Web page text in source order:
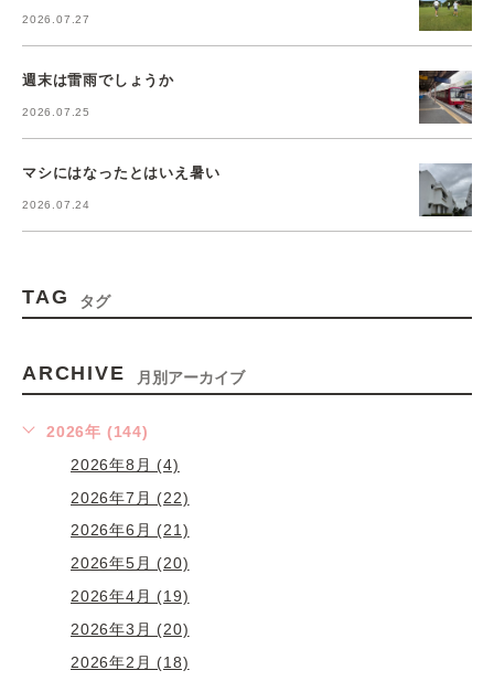
2026.07.27
週末は雷雨でしょうか
2026.07.25
マシにはなったとはいえ暑い
2026.07.24
TAG タグ
ARCHIVE 月別アーカイブ
2026年 (144)
2026年8月 (4)
2026年7月 (22)
2026年6月 (21)
2026年5月 (20)
2026年4月 (19)
2026年3月 (20)
2026年2月 (18)